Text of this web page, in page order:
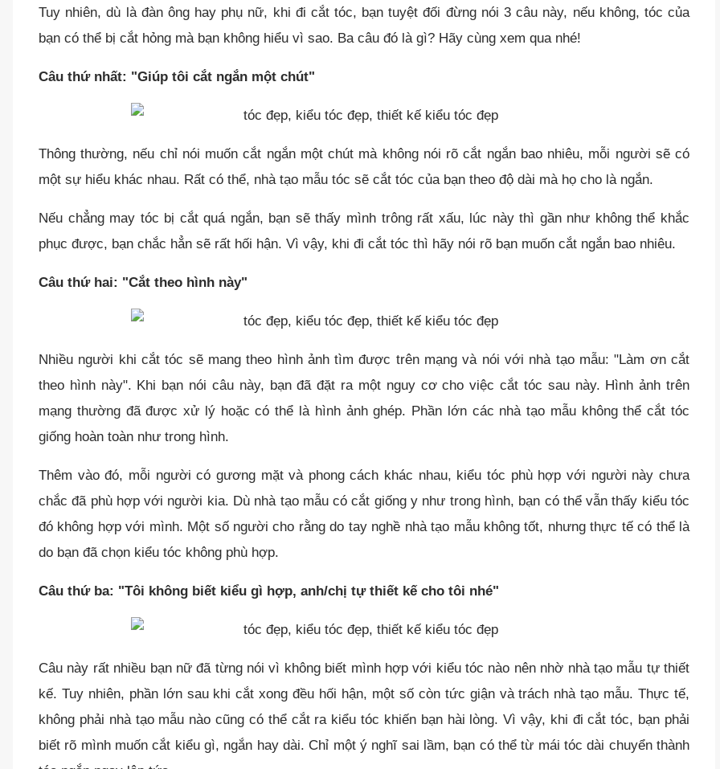
Tuy nhiên, dù là đàn ông hay phụ nữ, khi đi cắt tóc, bạn tuyệt đối đừng nói 3 câu này, nếu không, tóc của
bạn có thể bị cắt hỏng mà bạn không hiểu vì sao. Ba câu đó là gì? Hãy cùng xem qua nhé!
Câu thứ nhất: "Giúp tôi cắt ngắn một chút"
Thông thường, nếu chỉ nói muốn cắt ngắn một chút mà không nói rõ cắt ngắn bao nhiêu, mỗi người sẽ có
một sự hiểu khác nhau. Rất có thể, nhà tạo mẫu tóc sẽ cắt tóc của bạn theo độ dài mà họ cho là ngắn.
Nếu chẳng may tóc bị cắt quá ngắn, bạn sẽ thấy mình trông rất xấu, lúc này thì gần như không thể khắc
phục được, bạn chắc hẳn sẽ rất hối hận. Vì vậy, khi đi cắt tóc thì hãy nói rõ bạn muốn cắt ngắn bao nhiêu.
Câu thứ hai: "Cắt theo hình này"
Nhiều người khi cắt tóc sẽ mang theo hình ảnh tìm được trên mạng và nói với nhà tạo mẫu: "Làm ơn cắt
theo hình này". Khi bạn nói câu này, bạn đã đặt ra một nguy cơ cho việc cắt tóc sau này. Hình ảnh trên
mạng thường đã được xử lý hoặc có thể là hình ảnh ghép. Phần lớn các nhà tạo mẫu không thể cắt tóc
giống hoàn toàn như trong hình.
Thêm vào đó, mỗi người có gương mặt và phong cách khác nhau, kiểu tóc phù hợp với người này chưa
chắc đã phù hợp với người kia. Dù nhà tạo mẫu có cắt giống y như trong hình, bạn có thể vẫn thấy kiểu tóc
đó không hợp với mình. Một số người cho rằng do tay nghề nhà tạo mẫu không tốt, nhưng thực tế có thể là
do bạn đã chọn kiểu tóc không phù hợp.
Câu thứ ba: "Tôi không biết kiểu gì hợp, anh/chị tự thiết kế cho tôi nhé"
Câu này rất nhiều bạn nữ đã từng nói vì không biết mình hợp với kiểu tóc nào nên nhờ nhà tạo mẫu tự thiết
kế. Tuy nhiên, phần lớn sau khi cắt xong đều hối hận, một số còn tức giận và trách nhà tạo mẫu. Thực tế,
không phải nhà tạo mẫu nào cũng có thể cắt ra kiểu tóc khiến bạn hài lòng. Vì vậy, khi đi cắt tóc, bạn phải
biết rõ mình muốn cắt kiểu gì, ngắn hay dài. Chỉ một ý nghĩ sai lầm, bạn có thể từ mái tóc dài chuyển thành